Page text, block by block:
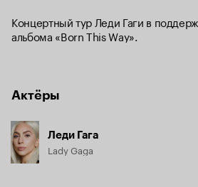
Концертный тур Леди Гаги в
альбома «Born This Way».
Актёры
Леди Гага
Lady Gaga